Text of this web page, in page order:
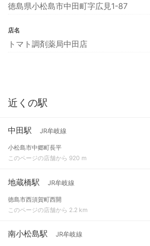
徳島県小松島市中田町字広見1-87
店名
トマト調剤薬局中田店
近くの駅
中田駅 JR牟岐線
小松島市中郷町長平
このページの店舗から 920 m
地蔵橋駅 JR牟岐線
徳島市西須賀町西開
このページの店舗から 2.2 km
南小松島駅 JR牟岐線